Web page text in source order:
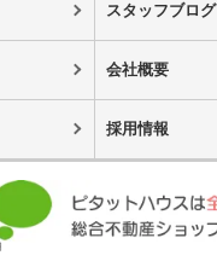
スタッフブログ
会社概要
採用情報